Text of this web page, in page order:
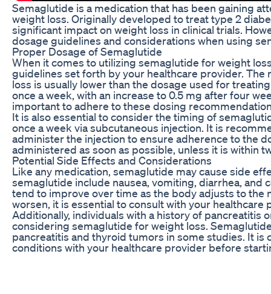
Semaglutide is a medication that has been gaining
weight loss. Originally developed to treat type 2
significant impact on weight loss in clinical trials.
dosage guidelines and considerations when using
Proper Dosage of Semaglutide
When it comes to utilizing semaglutide for weight
guidelines set forth by your healthcare provider.
loss is usually lower than the dosage used for
once a week, with an increase to 0.5 mg after four
important to adhere to these dosing
It is also essential to consider the timing of
once a week via subcutaneous injection. It is
administer the injection to ensure adherence to the
administered as soon as possible, unless it is within
Potential Side Effects and Considerations
Like any medication, semaglutide may cause side
semaglutide include nausea, vomiting, diarrhea, and
tend to improve over time as the body adjusts to
worsen, it is essential to consult with your healthcare
Additionally, individuals with a history of pancreatitis
considering semaglutide for weight loss.
pancreatitis and thyroid tumors in some studies. It is
conditions with your healthcare provider before